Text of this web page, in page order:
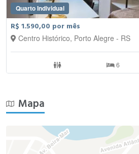
Quarto Individual
R$ 1.590,00 por mês
Centro Histórico, Porto Alegre - RS
6
Mapa